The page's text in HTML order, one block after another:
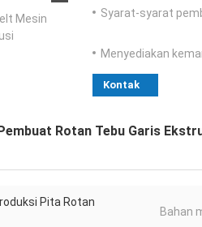
Mesin
Syarat-syarat
Menyediakan
Kontak
Rotan Tebu Garis
Pita Rotan
Bahan